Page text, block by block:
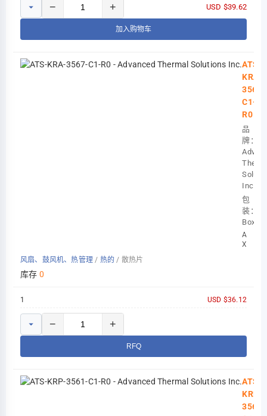
− + USD $39.62
加入购物车
ATS-
KRA-
3567-
C1-
R0
品
牌：
Inc.
包
装：
Box
AMD
XILINX
风扇、鼓风机、热管理 / 热的 / 散热片
库存 0
1 USD $36.12
− +
RFQ
ATS-
KRP-
3561-